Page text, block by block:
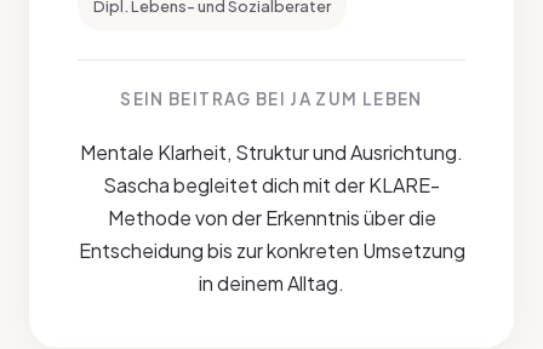
Dipl. Lebens- und Sozialberater
SEIN BEITRAG BEI JA ZUM LEBEN
Mentale Klarheit, Struktur und Ausrichtung.
Sascha begleitet dich mit der KLARE-
Methode von der Erkenntnis über die
Entscheidung bis zur konkreten Umsetzung
in deinem Alltag.